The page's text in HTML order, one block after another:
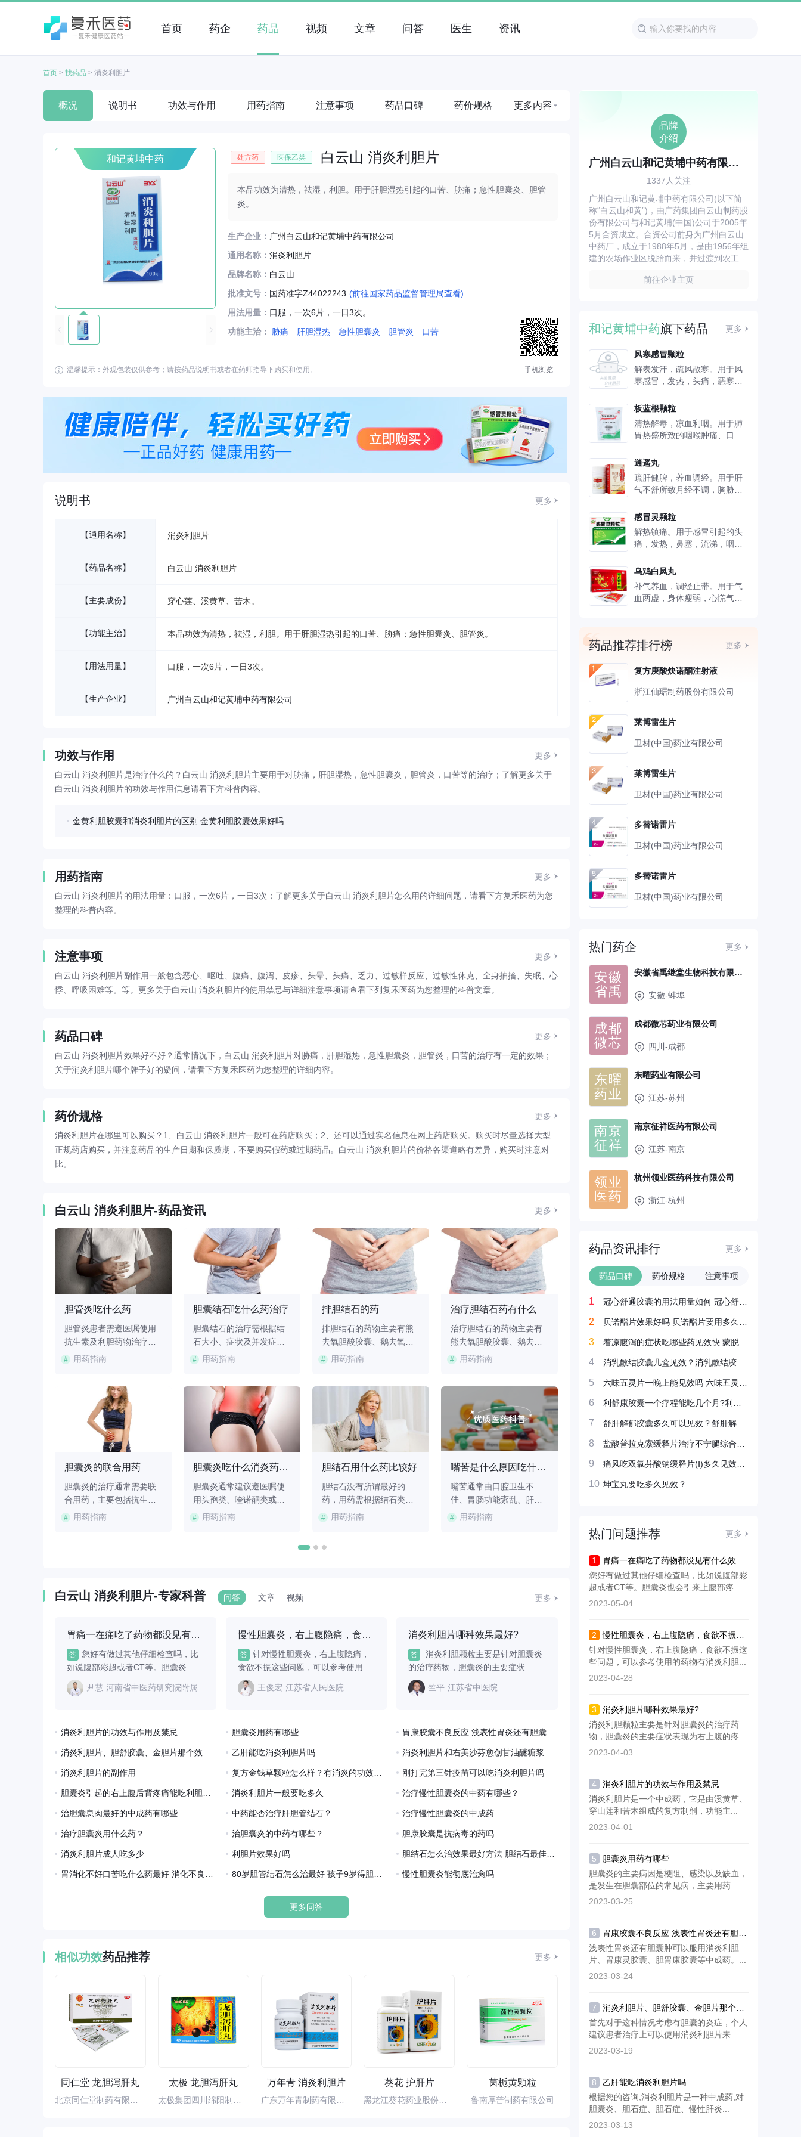
首页 药企 药品 视频 文章 问答 医生 资讯
首页 > 找药品 > 消炎利胆片
概况 说明书 功效与作用 用药指南 注意事项 药品口碑 药价规格 更多内容
和记黄埔中药 处方药 医保乙类 白云山 消炎利胆片
本品功效为清热，祛湿，利胆。用于肝胆湿热引起的口苦、胁痛；急性胆囊炎、胆管
炎。
生产企业： 广州白云山和记黄埔中药有限公司
通用名称： 消炎利胆片
品牌名称： 白云山
批准文号： 国药准字Z44022243 (前往国家药品监督管理局查看)
用法用量： 口服，一次6片，一日3次。
功能主治：
胁痛 肝胆湿热 急性胆囊炎 胆管炎 口苦
手机浏览
温馨提示：外观包装仅供参考；请按药品说明书或者在药师指导下购买和使用。
说明书 更多
【通用名称】 消炎利胆片
【药品名称】 白云山 消炎利胆片
【主要成份】 穿心莲、溪黄草、苦木。
【功能主治】 本品功效为清热，祛湿，利胆。用于肝胆湿热引起的口苦、胁痛；急性胆囊炎、胆管炎。
【用法用量】 口服，一次6片，一日3次。
【生产企业】 广州白云山和记黄埔中药有限公司
功效与作用
更多
白云山 消炎利胆片是治疗什么的？白云山 消炎利胆片主要用于对胁痛，肝胆湿热，急性胆囊炎，胆管炎，口苦等的治疗；了解更多关于
白云山 消炎利胆片的功效与作用信息请看下方科普内容。
金黄利胆胶囊和消炎利胆片的区别 金黄利胆胶囊效果好吗
用药指南
更多
白云山 消炎利胆片的用法用量：口服，一次6片，一日3次；了解更多关于白云山 消炎利胆片怎么用的详细问题，请看下方复禾医药为您
整理的科普内容。
注意事项
更多
白云山 消炎利胆片副作用一般包含恶心、呕吐、腹痛、腹泻、皮疹、头晕、头痛、乏力、过敏样反应、过敏性休克、全身抽搐、失眠、心
悸、呼吸困难等。等。更多关于白云山 消炎利胆片的使用禁忌与详细注意事项请查看下列复禾医药为您整理的科普文章。
药品口碑
更多
白云山 消炎利胆片效果好不好？通常情况下，白云山 消炎利胆片对胁痛，肝胆湿热，急性胆囊炎，胆管炎，口苦的治疗有一定的效果；
关于消炎利胆片哪个牌子好的疑问，请看下方复禾医药为您整理的详细内容。
药价规格
更多
消炎利胆片在哪里可以购买？1、白云山 消炎利胆片一般可在药店购买；2、还可以通过实名信息在网上药店购买。购买时尽量选择大型
正规药店购买，并注意药品的生产日期和保质期，不要购买假药或过期药品。白云山 消炎利胆片的价格各渠道略有差异，购买时注意对
比。
白云山 消炎利胆片-药品资讯 更多
胆管炎吃什么药
胆管炎患者需遵医嘱使用
抗生素及利胆药物治疗，
常用药物包括头孢曲松
钾、消炎利胆片等。1、头
孢曲松钠头孢曲松钠属于
第三代头孢菌素类抗生
素，主要用于治疗由敏感
细菌引起的胆管炎。该药
成，从而发挥杀菌作用，
特别
# 用药指南
胆囊结石吃什么药治疗
胆囊结石的治疗需根据结
石大小、症状及并发症决
定，常用药物包括熊去氧
溴铵片、双歧杆菌三联活
菌胶囊等，但药物仅适用
于特定情况，严重者需手
术干预。1.溶石治疗对于
胆固醇性胆囊结石且胆囊
嘱使用熊去氧胆酸
# 用药指南
排胆结石的药
排胆结石的药物主要有熊
去氧胆酸胶囊、鹅去氧胆
酸胶囊、复方阿嗪米特肠
医嘱，不可自行服用。1.
熊去氧胆酸熊去氧胆酸胶
囊主要用于治疗胆固醇性
胆囊结石，特别是对于直
径较小且胆囊功能正常的
过抑制肝脏中胆固
# 用药指南
治疗胆结石药有什么
治疗胆结石的药物主要有
熊去氧胆酸胶囊、鹅去氧
胆酸胶囊、胆宁片、消炎
石的类型和病情选用。1、
熊去氧胆酸胶囊熊去氧胆
酸胶囊的主要成分是熊去
氧胆酸，可通过降低胆汁
中胆固醇的饱和度、促进
于胆固醇型胆结石
# 用药指南
胆囊炎的联合用药
胆囊炎的治疗通常需要联
合用药，主要包括抗生
素、利胆药、解痉止痛
生指导下进行规范治疗。
联合用药的核心在于针对
行协同治疗。抗生素如头
# 用药指南
胆囊炎吃什么消炎药治疗胆囊炎的好方法
胆囊炎通常建议遵医嘱使
用头孢类、喹诺酮类或硝
基咪唑类等消炎药进行治
酸胶囊、消炎利胆片等药
物，以及必要时的手术治
呋辛酯片属于第二
# 用药指南
胆结石用什么药比较好
胆结石没有所谓最好的
药，用药需根据结石类
型、症状及患者具体情况
胶囊、消炎利胆片、胆宁
熊去氧胆酸胶囊主要用
# 用药指南
嘴苦是什么原因吃什么药
嘴苦通常由口腔卫生不
佳、胃肠功能紊乱、肝胆
疾病、药物副作用及精神
食物残渣发酵产生异味，
起时口苦明显、伴有
# 用药指南
胆里长满了石头吃什么药管用
胆里长满石头通常指胆囊
结石充满型，药物治疗效
胆酸片、消炎利胆片、复
方阿嗪米特肠溶片、匹维
物缓解症状，但无法消除
大量结石，建议及时就医
疗熊去氧胆酸片是临床常
用的溶石药物，适用于胆
用药指南
女胆囊炎症状吃什么
女性胆囊炎症状通常由急
性胆囊炎、慢性胆囊炎、
虫症、胆囊息肉并发炎症
等原因引起，可遵医嘱使
酸胶囊、头孢克肟分散
片、甲硝唑片、匹维溴铵
炎利胆消炎利胆片是治疗
胆囊炎的常用中成药，具
# 用药指南
沙溪凉茶可以治疗什么病
沙溪凉茶在临床上主要用
状，也可辅助改善暑湿引
起的头身困重、食欲不
粒、银翘解毒片等中成药
类似，但须经中医辨证后
使用。一、风热感冒沙溪
凉茶中的岗梅根、金樱根
用，适用于风热感冒初期
疾病。其主要成分为柠檬
溶解胆固醇结石、抗菌消
炎等作用。1、溶石排石
檬烯胶囊能改变胆汁中胆
醇结晶。其脂溶性
白云山 消炎利胆片-专家科普 问答 文章 视频 更多
胃痛一在痛吃了药物都没见有什么效怎么办？
答
您好有做过其他仔细检查吗，比
如说腹部彩超或者CT等。胆囊炎...
尹慧 河南省中医药研究院附属医院
慢性胆囊炎，右上腹隐痛，食欲不振可以使用多酶片吗？
答
针对慢性胆囊炎，右上腹隐痛，
食欲不振这些问题，可以参考使用...
王俊宏 江苏省人民医院
消炎利胆片哪种效果最好?
答
消炎利胆颗粒主要是针对胆囊炎
的治疗药物，胆囊炎的主要症状...
竺平 江苏省中医院
消炎利胆片的功效与作用及禁忌 胆囊炎用药有哪些
乙肝能吃消炎利胆片吗
消炎利胆片的副作用 刚打完第三针疫苗可以吃消炎利胆片吗
消炎利胆片一般要吃多久 治疗慢性胆囊炎的中药有哪些？
治胆囊息肉最好的中成药有哪些 中药能否治疗肝胆管结石？ 治疗慢性胆囊炎的中成药
治疗胆囊炎用什么药？ 治胆囊炎的中药有哪些？ 胆康胶囊是抗病毒的药吗
消炎利胆片成人吃多少 利胆片效果好吗
慢性胆囊炎能彻底治愈吗
更多问答
相似功效药品推荐 更多
同仁堂 龙胆泻肝丸 太极 龙胆泻肝丸 万年青 消炎利胆片 葵花 护肝片 茵栀黄颗粒
鲁南厚普制药有限公司
品牌
介绍
广州白云山和记黄埔中药有限公司
1337人关注
广州白云山和记黄埔中药有限公司(以下简
称“白云山和黄”)，由广药集团白云山制药股
份有限公司与和记黄埔(中国)公司于2005年
5月合资成立。合资公司前身为广州白云山
中药厂，成立于1988年5月，是由1956年组
建的农场作业区脱胎而来，并过渡到农工并
前往企业主页
和记黄埔中药旗下药品 更多
风寒感冒颗粒
解表发汗，疏风散寒。用于风
寒感冒，发热，头痛，恶寒，
板蓝根颗粒
清热解毒，凉血利咽。用于肺
胃热盛所致的咽喉肿痛、口咽
候者。
逍遥丸
疏肝健脾，养血调经。用于肝
气不舒所致月经不调，胸胁胀
感冒灵颗粒
解热镇痛。用于感冒引起的头
痛，发热，鼻塞，流涕，咽
乌鸡白凤丸
补气养血，调经止带。用于气
血两虚，身体瘦弱，心慌气
药品推荐排行榜 更多
复方庚酸炔诺酮注射液
浙江仙琚制药股份有限公司
莱博雷生片
卫材(中国)药业有限公司
莱博雷生片
卫材(中国)药业有限公司
多替诺雷片
卫材(中国)药业有限公司
多替诺雷片
卫材(中国)药业有限公司
热门药企 更多
安徽
省禹
安徽省禹继堂生物科技有限公司
安徽-蚌埠
成都
微芯
成都微芯药业有限公司
四川-成都
东曜
药业
东曜药业有限公司
江苏-苏州
南京
征祥
南京征祥医药有限公司
江苏-南京
领业
医药
杭州领业医药科技有限公司
浙江-杭州
药品资讯排行 更多
药品口碑 药价规格 注意事项
1 冠心舒通胶囊的用法用量如何 冠心舒通胶囊多久见效？
2 贝诺酯片效果好吗 贝诺酯片要用多久才见效？
3 着凉腹泻的症状吃哪些药见效快 蒙脱石散婴儿腹泻可以服用吗
4 消乳散结胶囊几盒见效？消乳散结胶囊吃多久有效果？
5 六味五灵片一晚上能见效吗 六味五灵片口碑如何?
6 利舒康胶囊一个疗程能吃几个月?利舒康胶囊多久见效?
7 舒肝解郁胶囊多久可以见效？舒肝解郁胶囊能长久吃吗？
8 盐酸普拉克索缓释片治疗不宁腿综合征吗?盐酸普拉克索缓释片治疗不宁腿几天见效?
9 痛风吃双氯芬酸钠缓释片(Ⅰ)多久见效?吃了双氯芬酸钠缓释片(Ⅰ)吃下去几分钟见效?
10 坤宝丸要吃多久见效？
热门问题推荐 更多
1
胃痛一在痛吃了药物都没见有什么效怎么办？
您好有做过其他仔细检查吗，比如说腹部彩
超或者CT等。胆囊炎也会引来上腹部疼...
2023-05-04
2
慢性胆囊炎，右上腹隐痛，食欲不振可以使用多酶片吗？
针对慢性胆囊炎，右上腹隐痛，食欲不振这
些问题，可以参考使用的药物有消炎利胆...
2023-04-28
3
消炎利胆片哪种效果最好?
消炎利胆颗粒主要是针对胆囊炎的治疗药
物，胆囊炎的主要症状表现为右上腹的疼...
2023-04-03
4
消炎利胆片的功效与作用及禁忌
消炎利胆片是一个中成药，它是由溪黄草、
穿山莲和苦木组成的复方制剂，功能主...
2023-04-01
5
胆囊炎用药有哪些
胆囊炎的主要病因是梗阻、感染以及缺血，
是发生在胆囊部位的常见病，主要用药...
2023-03-25
6
胃康胶囊不良反应 浅表性胃炎还有胆囊肿吃什么中成药好
浅表性胃炎还有胆囊肿可以服用消炎利胆
片、胃康灵胶囊、胆胃康胶囊等中成药。...
2023-03-24
7
消炎利胆片、胆舒胶囊、金胆片那个效果好
首先对于这种情况考虑有胆囊的炎症，个人
建议患者治疗上可以使用消炎利胆片来...
2023-03-19
8
乙肝能吃消炎利胆片吗
根据您的咨询,消炎利胆片是一种中成药,对
胆囊炎、胆石症、胆石症、慢性肝炎...
2023-03-13